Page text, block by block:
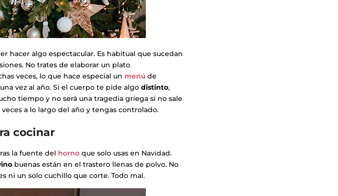
hacer algo espectacular. Es habitual que sucedan
No trates de elaborar un plato
veces, lo que hace especial un menú de
vez al año. Si el cuerpo te pide algodistinto,
tiempo y no será una tragedia griega si no sale
a lo largo del año y tengas controlado.
cocinar
la fuente del horno que solo usas en Navidad.
buenas están en el trastero llenas de polvo. No
ni un solo cuchillo que corte. Todo mal.